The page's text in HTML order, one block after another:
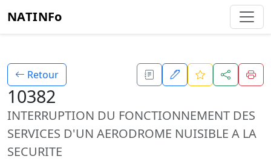
NATINFo
Retour
10382
INTERRUPTION DU FONCTIONNEMENT DES
SERVICES D'UN AERODROME NUISIBLE A LA
SECURITE